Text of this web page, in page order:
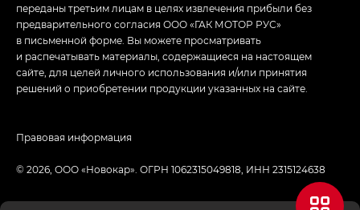
переданы третьим лицам в целях извлечения прибыли без
предварительного согласия ООО «ГАК МОТОР РУС»
в письменной форме. Вы можете просматривать
и распечатывать материалы, содержащиеся на настоящем
сайте, для целей личного использования и/или принятия
решений о приобретении продукции указанных на сайте.
© 2026, ООО «Новокар». ОГРН 1062315049818, ИНН 2315124638
Правовая информация